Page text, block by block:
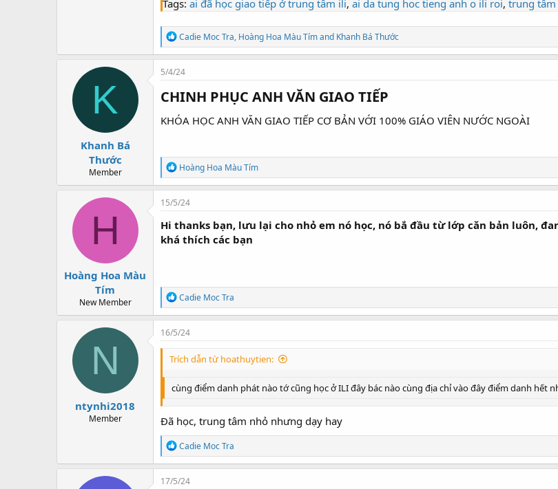
• Lớp nói trước công chúng.
• Lớp luyện phát âm.
• Lớp nhỏ, tối đa 15 học viên/lớp.
• Học phí thấp.
Tại ILI, chúng tui sẽ giúp bạn đến với một tương lai tươi sáng hơn.
You must be registered for see links
22C Trường Sơn, F15, Q10, HCM
Tags: ai đã học giao tiếp ở trung tâm ili, ai da tung hoc tieng anh o ili roi, trung tâm
R
e
a
c
i
o
n
s
Cadie Moc Tra, Hoàng Hoa Màu Tímand Khanh Bá Thước
K
Khanh Bá
Thước
Member
5/4/24
CHINH PHỤC ANH VĂN GIAO TIẾP
KHÓA HỌC ANH VĂN GIAO TIẾP CƠ BẢN VỚI 100% GIÁO VIÊN NƯỚC NGOÀI
R
e
a
c
i
o
n
Hoàng Hoa Màu Tím
H
Hoàng Hoa Màu
Tím
New Member
15/5/24
Hi thanks bạn, lưu lại cho nhỏ em nó học, nó bắ đầu từ lớp căn bản luôn,
khá thích các bạn
R
e
a
c
o
s
:
Cadie Moc Tra
N
ntynhi2018
Member
16/5/24
Trích dẫn từ hoathuytien:
cùng điểm danh phát nào tớ cũng học ở ILI đây bác nào cùng địa chỉ vào đây điểm danh hết
Đã học, trung tâm nhỏ nhưng dạy hay
R
e
a
c
Cadie Moc Tra
17/5/24